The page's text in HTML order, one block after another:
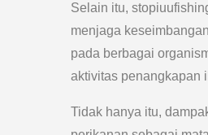
Selain itu,
menjaga
pada berbagai
aktivitas penangkapan
Tidak hanya itu,